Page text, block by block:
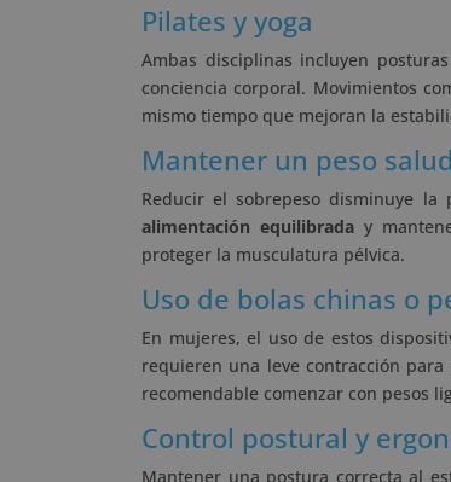
Pilates y yoga
Ambas disciplinas incluyen
conciencia corporal. Movimientos
mismo tiempo que mejoran la
Mantener un peso
Reducir el sobrepeso disminuye
alimentación equilibraday
proteger la musculatura pélvica.
Uso de bolas chinas o
En mujeres, el uso de estos
requieren una leve contracción
recomendable comenzar con pesos
Control postural y
Mantener una postura correcta al